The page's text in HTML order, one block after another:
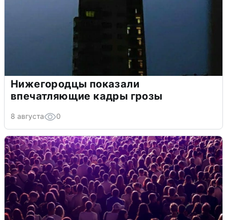
Нижегородцы показали
впечатляющие кадры грозы
8 августа 0